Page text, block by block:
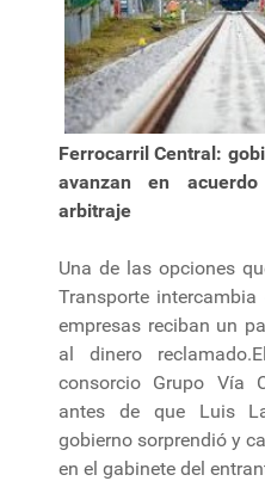
Ferrocarril Central:
avanzan en
arbitraje
Una de las opciones
Transporte
empresas reciban un
al dinero
consorcio Grupo Vía
antes de que Luis
gobierno sorprendió y
en el gabinete del